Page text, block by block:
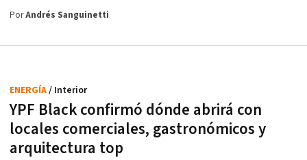
PorAndrés Sanguinetti
YPF Black confirmó dónde abrirá con
locales comerciales, gastronómicos y
arquitectura top
ENERGÍA/ Interior